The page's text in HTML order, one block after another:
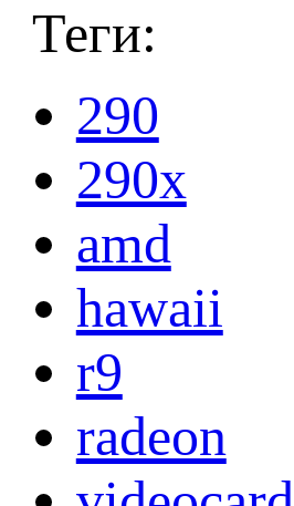
Теги:
290
290x
amd
hawaii
r9
radeon